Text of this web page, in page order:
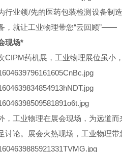
行业领/先的医药包装检测设备制
，就让工业物理带您“云回顾”——
现场*
CIPM药机展，工业物理展位虽小
，工业物理在展会现场，为远道
讨论。展会火热现场，工业物理